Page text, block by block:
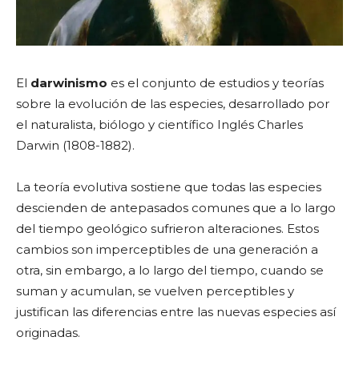
El darwinismo es el conjunto de estudios y teorías
sobre la evolución de las especies, desarrollado por
el naturalista, biólogo y científico Inglés Charles
Darwin (1808-1882).
La teoría evolutiva sostiene que todas las especies
descienden de antepasados comunes que a lo largo
del tiempo geológico sufrieron alteraciones. Estos
cambios son imperceptibles de una generación a
otra, sin embargo, a lo largo del tiempo, cuando se
suman y acumulan, se vuelven perceptibles y
justifican las diferencias entre las nuevas especies así
originadas.